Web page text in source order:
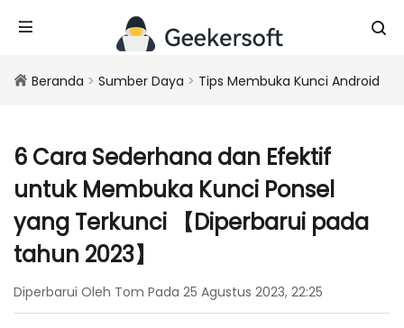
Beranda > Sumber Daya > Tips Membuka Kunci Android
6 Cara Sederhana dan Efektif
untuk Membuka Kunci Ponsel
yang Terkunci 【Diperbarui pada
tahun 2023】
Diperbarui Oleh Tom Pada 25 Agustus 2023, 22:25